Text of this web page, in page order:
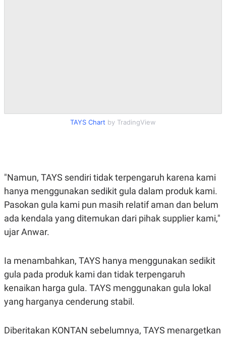
K
E
A
P
E
R
A
V
E
R
T
I
N
G
G
M
E
A
TAYS Chart by TradingView
"Namun, TAYS sendiri tidak terpengaruh karena kami
hanya menggunakan sedikit gula dalam produk kami.
Pasokan gula kami pun masih relatif aman dan belum
ada kendala yang ditemukan dari pihak supplier kami,"
ujar Anwar.
Ia menambahkan, TAYS hanya menggunakan sedikit
gula pada produk kami dan tidak terpengaruh
kenaikan harga gula. TAYS menggunakan gula lokal
yang harganya cenderung stabil.
Diberitakan KONTAN sebelumnya, TAYS menargetkan